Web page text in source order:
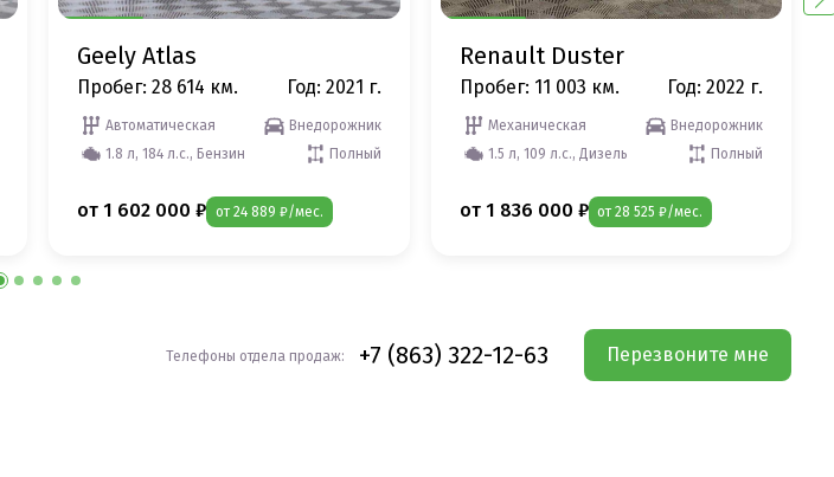
Geely Atlas
Пробег: 28 614 км. Год: 2021 г.
Автоматическая
Внедорожник
1.8 л, 184 л.с., Бензин
Полный
от 1 602 000 ₽ от 24 889 ₽/мес.
Renault Duster
Пробег: 11 003 км. Год: 2022 г.
Механическая
Внедорожник
1.5 л, 109 л.с., Дизель
Полный
от 1 836 000 ₽ от 28 525 ₽/мес.
Телефоны отдела продаж: +7 (863) 322-12-63 Перезвоните мне